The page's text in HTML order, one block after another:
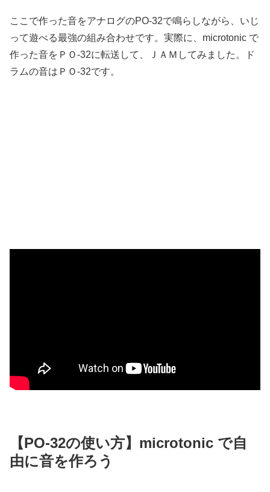
ここで作った音をアナログのPO-32で鳴らしながら、いじ
って遊べる最強の組み合わせです。実際に、microtonic で
作った音をＰＯ-32に転送して、ＪＡＭしてみました。ド
ラムの音はＰＯ-32です。
【PO-32の使い方】microtonic で自
由に音を作ろう